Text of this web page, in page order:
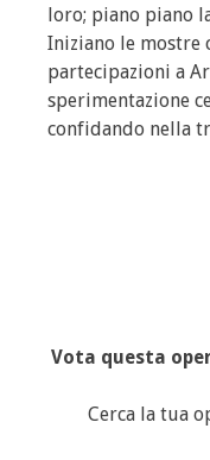
loro; piano piano
Iniziano le mostre
partecipazioni a
sperimentazione
confidando nella
Vota questa
Cerca la tua